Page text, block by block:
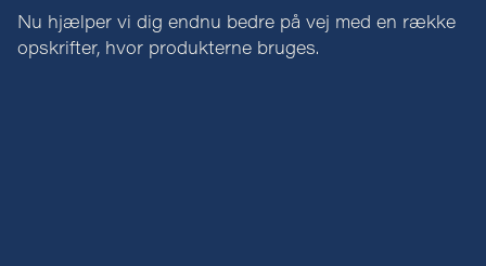
Nu hjælper vi dig endnu bedre på vej med en række
opskrifter, hvor produkterne bruges.